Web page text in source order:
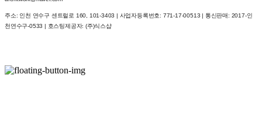
주소: 인천 연수구 센트럴로 160, 101-3403 | 사업자등록번호: 771-17-00513 | 통신판매: 2017-인
천연수구-0533 | 호스팅제공자: (주)식스샵